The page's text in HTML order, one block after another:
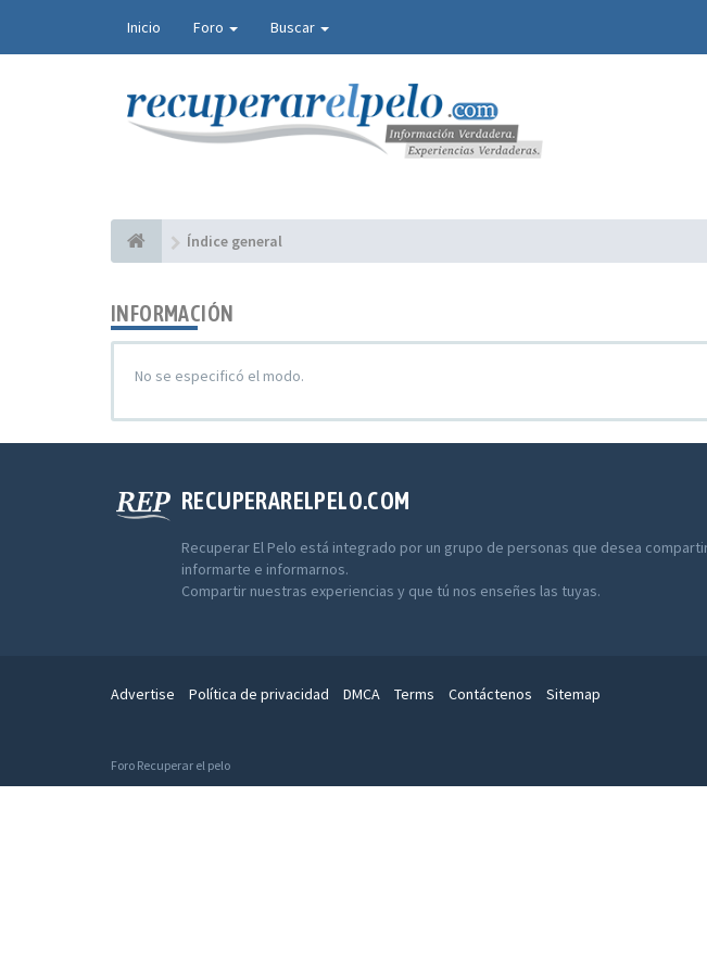
Inicio Foro Buscar
Índice general
INFORMACIÓN
No se especificó el modo.
RECUPERARELPELO.COM
Recuperar El Pelo está integrado por un grupo de personas que desea
informarte e informarnos.
Compartir nuestras experiencias y que tú nos enseñes las tuyas.
Advertise Política de privacidad DMCA Terms Contáctenos Sitemap
Foro Recuperar el pelo